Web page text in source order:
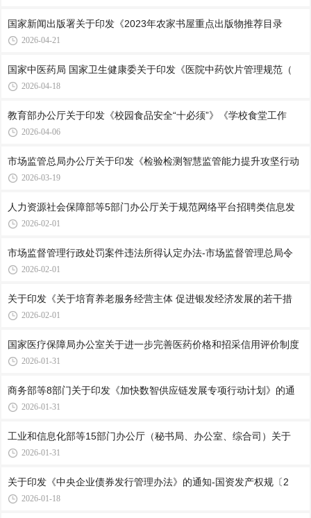
国家新闻出版署关于印发《2023年农家书屋重点出版物推荐目录
2026-04-21
国家中医药局 国家卫生健康委关于印发《医院中药饮片管理规范（
2026-04-18
教育部办公厅关于印发《校园食品安全“十必须”》《学校食堂工作
2026-04-06
市场监管总局办公厅关于印发《检验检测智慧监管能力提升攻坚行动
2026-03-19
人力资源社会保障部等5部门办公厅关于规范网络平台招聘类信息发
2026-02-01
市场监督管理行政处罚案件违法所得认定办法-市场监督管理总局令
2026-02-01
关于印发《关于培育养老服务经营主体 促进银发经济发展的若干措
2026-02-01
国家医疗保障局办公室关于进一步完善医药价格和招采信用评价制度
2026-01-31
商务部等8部门关于印发《加快数智供应链发展专项行动计划》的通
2026-01-31
工业和信息化部等15部门办公厅（秘书局、办公室、综合司）关于
2026-01-31
关于印发《中央企业债券发行管理办法》的通知-国资发产权规〔2
2026-01-18